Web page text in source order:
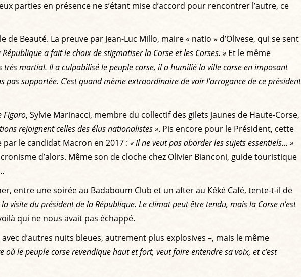
parties en présence ne s’étant mise d’accord pour rencontrer l’autre, ce
Beauté. La preuve par Jean-Luc Millo, maire « natio » d’Olivese, qui se sent
a fait le choix de stigmatiser la Corse et les Corses. » Et le même
martial. Il a culpabilisé le peuple corse, il a humilié la ville corse en imposant
supportée. C’est quand même extraordinaire de voir l’arrogance de ce président
Figaro, Sylvie Marinacci, membre du collectif des gilets jaunes de Haute-Corse,
rejoignent celles des élus nationalistes ». Pis encore pour le Président, cette
le candidat Macron en 2017 : « Il ne veut pas aborder les sujets essentiels… »
d’alors. Même son de cloche chez Olivier Bianconi, guide touristique
entre une soirée au Badaboum Club et un after au Kéké Café, tente-t-il de
visite du président de la République. Le climat peut être tendu, mais la Corse n’est
qui ne nous avait pas échappé.
d’autres nuits bleues, autrement plus explosives –, mais le même
où le peuple corse revendique haut et fort, veut faire entendre sa voix, et c’est